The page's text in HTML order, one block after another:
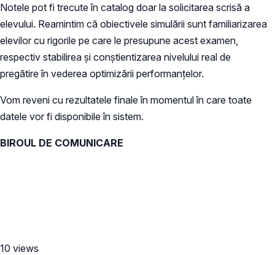
Notele pot fi trecute în catalog doar la solicitarea scrisă a
elevului. Reamintim că obiectivele simulării sunt familiarizarea
elevilor cu rigorile pe care le presupune acest examen,
respectiv stabilirea și conştientizarea nivelului real de
pregătire în vederea optimizării performanțelor.
Vom reveni cu rezultatele finale în momentul în care toate
datele vor fi disponibile în sistem.
BIROUL DE COMUNICARE
10 views